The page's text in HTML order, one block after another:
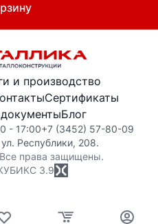
и производство
Сертификаты
Блог
- 17:00+7 (3452) 57-80-09
Республики, 208.
права защищены.
3.9